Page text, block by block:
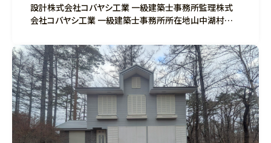
設計株式会社コバヤシ工業 一級建築士事務所監理株式
会社コバヤシ工業 一級建築士事務所所在地山中湖村構